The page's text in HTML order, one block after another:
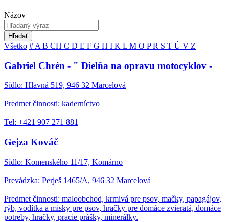
Názov
Hľadať
Všetko # A B CH C D E F G H I K L M O PR S T Ú V Z
Gabriel Chrén - " Dielňa na opravu motocyklov -
Sídlo: Hlavná 519, 946 32 Marcelová
Predmet činnosti: kaderníctvo
Tel: +421 907 271 881
Gejza Kováč
Sídlo: Komenského 11/17, Komárno
Prevádzka: Perješ 1465/A, 946 32 Marcelová
Predmet činnosti: maloobchod, krmivá pre psov, mačky, papagájov,
rýb, vodítka a misky pre psov, hračky pre domáce zvieratá, domáce
potreby, hračky, pracie prášky, minerálky.